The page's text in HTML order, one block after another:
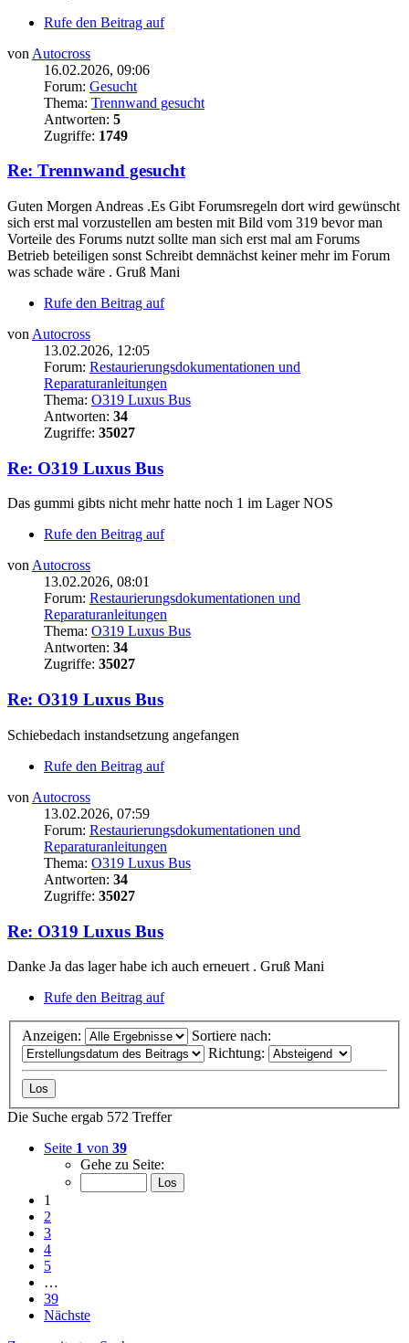
Rufe den Beitrag auf
von Autocross
16.02.2026, 09:06
Forum: Gesucht
Thema: Trennwand gesucht
Antworten: 5
Zugriffe: 1749
Re: Trennwand gesucht
Guten Morgen Andreas .Es Gibt Forumsregeln dort wird gewünscht
sich erst mal vorzustellen am besten mit Bild vom 319 bevor man
Vorteile des Forums nutzt sollte man sich erst mal am Forums
Betrieb beteiligen sonst Schreibt demnächst keiner mehr im Forum
was schade wäre . Gruß Mani
Rufe den Beitrag auf
von Autocross
13.02.2026, 12:05
Forum: Restaurierungsdokumentationen und
Reparaturanleitungen
Thema: O319 Luxus Bus
Antworten: 34
Zugriffe: 35027
Re: O319 Luxus Bus
Das gummi gibts nicht mehr hatte noch 1 im Lager NOS
Rufe den Beitrag auf
vonAutocross
13.02.2026, 08:01
Forum: Restaurierungsdokumentationen und
Reparaturanleitungen
Thema: O319 Luxus Bus
Antworten: 34
Zugriffe: 35027
Re: O319 Luxus Bus
Schiebedach instandsetzung angefangen
Rufe den Beitrag auf
von Autocross
13.02.2026, 07:59
Forum: Restaurierungsdokumentationen und
Reparaturanleitungen
Thema: O319 Luxus Bus
Antworten: 34
Zugriffe: 35027
Re: O319 Luxus Bus
Danke Ja das lager habe ich auch erneuert . Gruß Mani
Rufe den Beitrag auf
Anzeigen:
Sortiere nach:
Richtung:
Die Suche ergab 572 Treffer
Seite 1 von 39
Gehe zu Seite:
1
2
3
4
5
…
39
Nächste